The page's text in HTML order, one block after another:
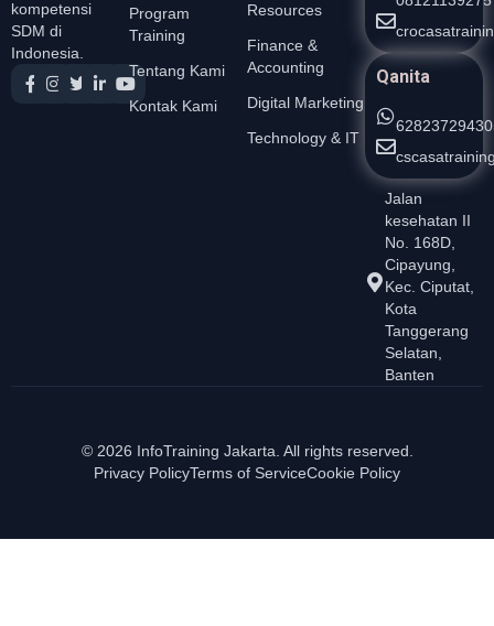
kompetensi
SDM di
Indonesia.
Program
Training
Tentang Kami
Kontak Kami
Resources
Finance &
Accounting
Digital Marketing
Technology & IT
Qanita
Jalan
kesehatan II
No. 168D,
Cipayung,
Kec. Ciputat,
Kota
Tanggerang
Selatan,
Banten
© 2026 InfoTraining Jakarta. All rights reserved.
Privacy PolicyTerms of ServiceCookie Policy